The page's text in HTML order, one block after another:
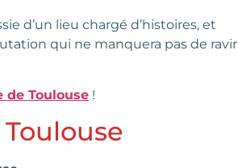
d’un lieu chargé d’histoires, et
qui ne manquera pas de ravir
de Toulouse !